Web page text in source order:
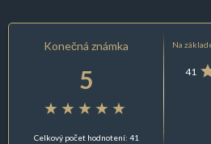
Konečná známka
5
Celkový počet hodnotení: 41
Na
41